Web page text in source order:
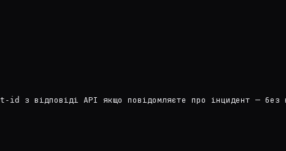
id
з відповіді API якщо повідомляєте про інцидент —